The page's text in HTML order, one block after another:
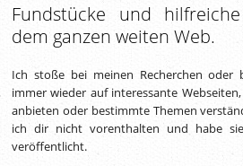
Fundstücke und
dem ganzen weiten Web.
Ich stoße bei meinen Recherchen oder
immer wieder auf interessante
anbieten oder bestimmte Themen
ich dir nicht vorenthalten und habe
veröffentlicht.